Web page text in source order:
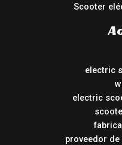
Scooter
electric
electric
proveedor